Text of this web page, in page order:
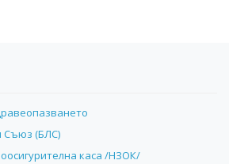
Съюз (БЛС)
каса /НЗОК/